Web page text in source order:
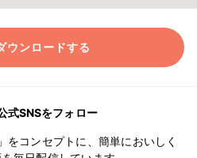
ウンロードする
式SNSをフォロー
をコンセプトに、簡単においしく